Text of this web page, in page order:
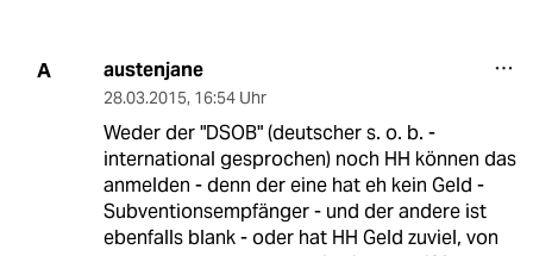
A austenjane
28.03.2015, 16:54 Uhr
Weder der "DSOB" (deutscher s. o. b. -
international gesprochen) noch HH können das
anmelden - denn der eine hat eh kein Geld -
Subventionsempfänger - und der andere ist
ebenfalls blank - oder hat HH Geld zuviel, von